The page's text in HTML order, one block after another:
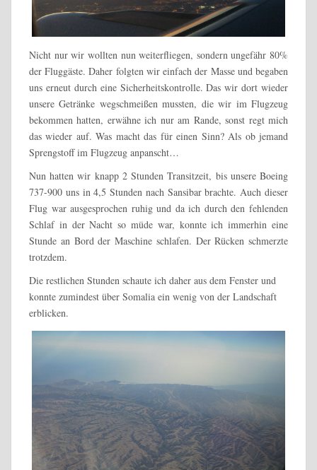
Nicht nur wir wollten nun weiterfliegen, sondern ungefähr 80%
der Fluggäste. Daher folgten wir einfach der Masse und begaben
uns erneut durch eine Sicherheitskontrolle. Das wir dort wieder
unsere Getränke wegschmeißen mussten, die wir im Flugzeug
bekommen hatten, erwähne ich nur am Rande, sonst regt mich
das wieder auf. Was macht das für einen Sinn? Als ob jemand
Sprengstoff im Flugzeug anpanscht…
Nun hatten wir knapp 2 Stunden Transitzeit, bis unsere Boeing
737-900 uns in 4,5 Stunden nach Sansibar brachte. Auch dieser
Flug war ausgesprochen ruhig und da ich durch den fehlenden
Schlaf in der Nacht so müde war, konnte ich immerhin eine
Stunde an Bord der Maschine schlafen. Der Rücken schmerzte
trotzdem.
Die restlichen Stunden schaute ich daher aus dem Fenster und
konnte zumindest über Somalia ein wenig von der Landschaft
erblicken.